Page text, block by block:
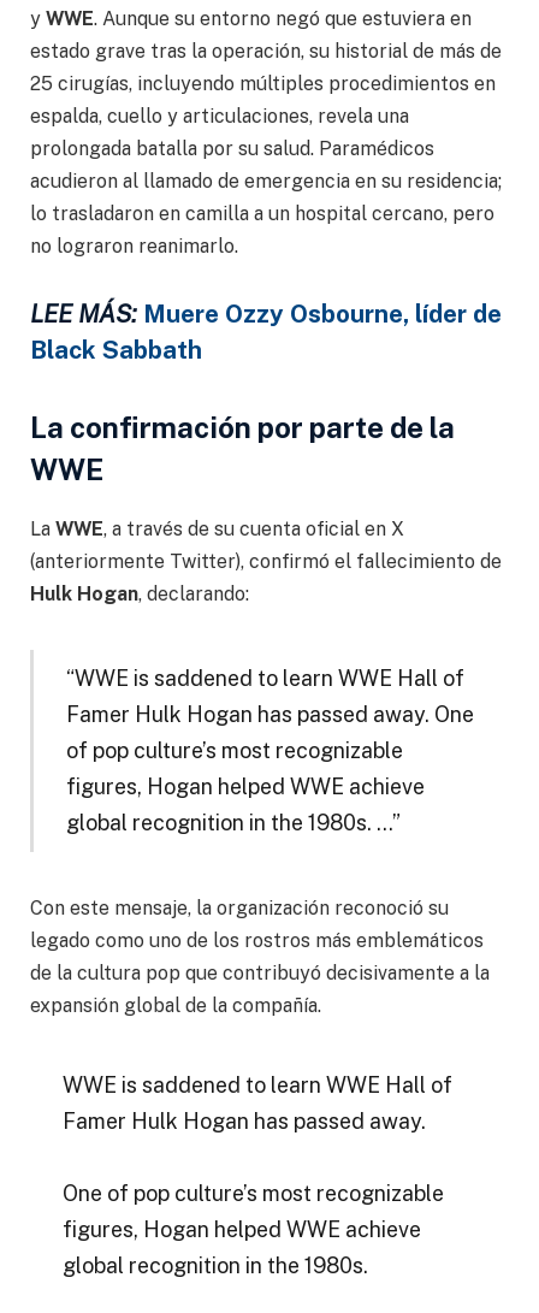
y WWE. Aunque su entorno negó que estuviera en
estado grave tras la operación, su historial de más de
25 cirugías, incluyendo múltiples procedimientos en
espalda, cuello y articulaciones, revela una
prolongada batalla por su salud. Paramédicos
acudieron al llamado de emergencia en su residencia;
lo trasladaron en camilla a un hospital cercano, pero
no lograron reanimarlo.
LEE MÁS: Muere Ozzy Osbourne, líder de
Black Sabbath
La confirmación por parte de la
WWE
La WWE, a través de su cuenta oficial en X
(anteriormente Twitter), confirmó el fallecimiento de
Hulk Hogan, declarando:
“WWE is saddened to learn WWE Hall of
Famer Hulk Hogan has passed away. One
of pop culture’s most recognizable
figures, Hogan helped WWE achieve
global recognition in the 1980s. …”
Con este mensaje, la organización reconoció su
legado como uno de los rostros más emblemáticos
de la cultura pop que contribuyó decisivamente a la
expansión global de la compañía.
WWE is saddened to learn WWE Hall of
Famer Hulk Hogan has passed away.
One of pop culture’s most recognizable
figures, Hogan helped WWE achieve
global recognition in the 1980s.